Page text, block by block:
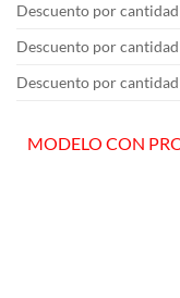
Descuento por cantidad
Descuento por cantidad
Descuento por cantidad
MODELO CON